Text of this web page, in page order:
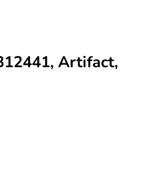
Artifact,